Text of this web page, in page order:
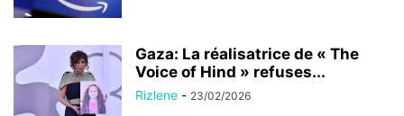
Gaza: La réalisatrice de « The
Voice of Hind » refuses...
Rizlene - 23/02/2026